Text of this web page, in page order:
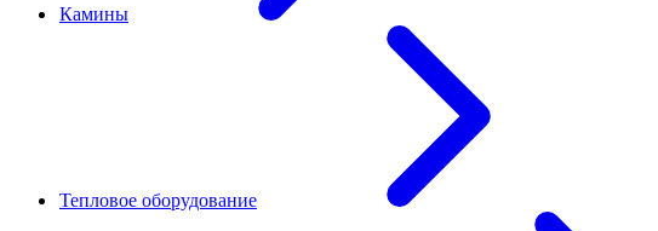
Камины
Тепловое оборудование